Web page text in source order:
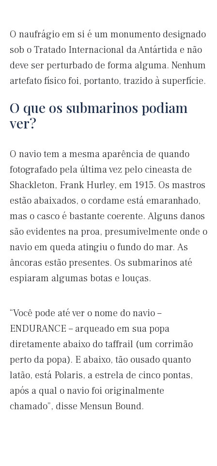
O naufrágio em si é um monumento designado
sob o Tratado Internacional da Antártida e não
deve ser perturbado de forma alguma. Nenhum
artefato físico foi, portanto, trazido à superfície.
O que os submarinos podiam
ver?
O navio tem a mesma aparência de quando
fotografado pela última vez pelo cineasta de
Shackleton, Frank Hurley, em 1915. Os mastros
estão abaixados, o cordame está emaranhado,
mas o casco é bastante coerente. Alguns danos
são evidentes na proa, presumivelmente onde o
navio em queda atingiu o fundo do mar. As
âncoras estão presentes. Os submarinos até
espiaram algumas botas e louças.
“Você pode até ver o nome do navio –
ENDURANCE – arqueado em sua popa
diretamente abaixo do taffrail (um corrimão
perto da popa). E abaixo, tão ousado quanto
latão, está Polaris, a estrela de cinco pontas,
após a qual o navio foi originalmente
chamado”, disse Mensun Bound.